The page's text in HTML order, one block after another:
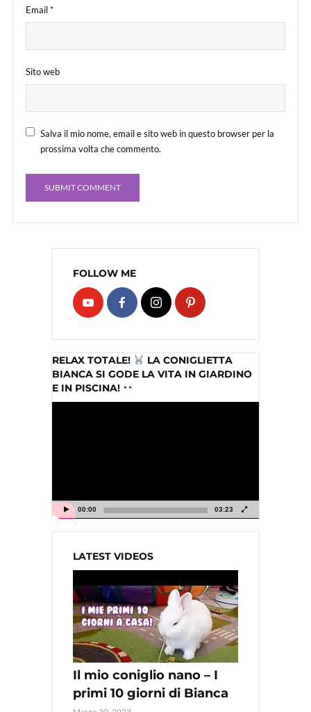
Email*
Sito web
Salva il mio nome, email e sito web in questo browser per la
prossima volta che commento.
FOLLOW ME
RELAX TOTALE!
LA CONIGLIETTA
BIANCA SI GODE LA VITA IN GIARDINO
E IN PISCINA!
00:00 03:23
LATEST VIDEOS
Il mio coniglio nano – I
primi 10 giorni di Bianca